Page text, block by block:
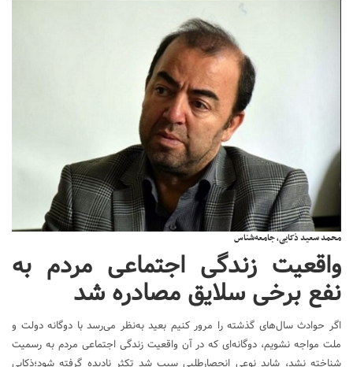
محمد سعید ذکایی، جامعه‌شناس
واقعیت زندگی اجتماعی مردم به
نفع برخی سلایق مصادره شد
اگر حوادث سال‌های گذشته را مرور کنیم بعید به‌نظر می‌رسد با دوگانه دولت و
ملت مواجه نشویم، دوگانه‌ای که در آن واقعیت زندگی اجتماعی مردم به رسمیت